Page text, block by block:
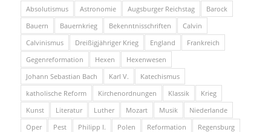
Absolutismus Astronomie Augsburger Reichstag
Barock
Bauern
Bauernkrieg Bekenntnisschriften
Calvin
Calvinismus
Dreißigjähriger Krieg England
Frankreich
Gegenreformation
Hexen
Hexenwesen
Johann Sebastian Bach
Karl V.
Katechismus
katholische Reform
Kirchenordnungen Klassik
Krieg
Kunst
Literatur Luther Mozart Musik
Niederlande
Oper
Pest Philipp I. Polen Reformation
Regensburg